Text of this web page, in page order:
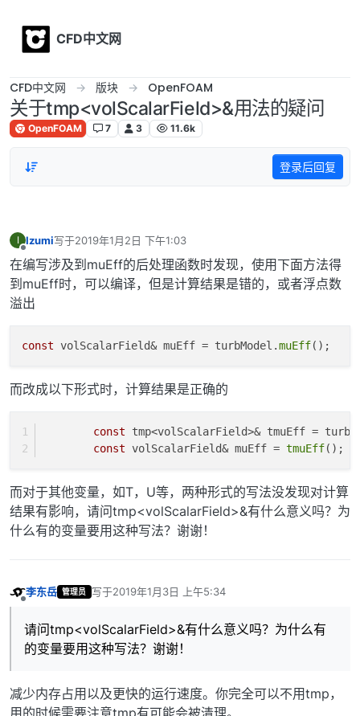
CFD中文网
CFD中文网 版块 OpenFOAM
关于tmp<volScalarField>&用法的疑问
OpenFOAM 7 3 11.6k
登录后回复
I
离线
Izumi写于2019年1月2日 下午1:03
最后由 编辑
在编写涉及到muEff的后处理函数时发现，使用下面方法得
到muEff时，可以编译，但是计算结果是错的，或者浮点数
溢出
const volScalarField& muEff = turbModel.muEff();
而改成以下形式时，计算结果是正确的
const tmp<volScalarField>& tmuEff =
const volScalarField& muEff = tmuEff();
而对于其他变量，如T，U等，两种形式的写法没发现对计算
结果有影响，请问tmp<volScalarField>&有什么意义吗？为
什么有的变量要用这种写法？谢谢！
李东岳 管理员 写于2019年1月3日 上午5:34
最后由 编辑
请问tmp<volScalarField>&有什么意义吗？为什么有
的变量要用这种写法？谢谢！
减少内存占用以及更快的运行速度。你完全可以不用tmp，
用的时候需要注意tmp有可能会被清理。